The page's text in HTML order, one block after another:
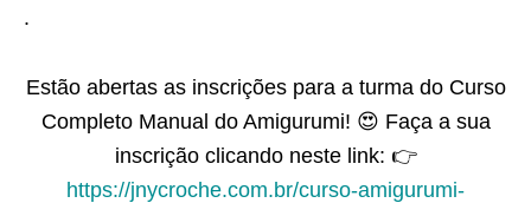
.
Estão abertas as inscrições para a turma do Curso
Completo Manual do Amigurumi! 😍 Faça a sua
inscrição clicando neste link: 👉
https://jnycroche.com.br/curso-amigurumi-